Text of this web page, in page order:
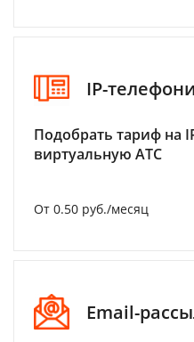
IP-
Подобрать тариф на
виртуальную АТС
От 0.50 руб./месяц
Email-